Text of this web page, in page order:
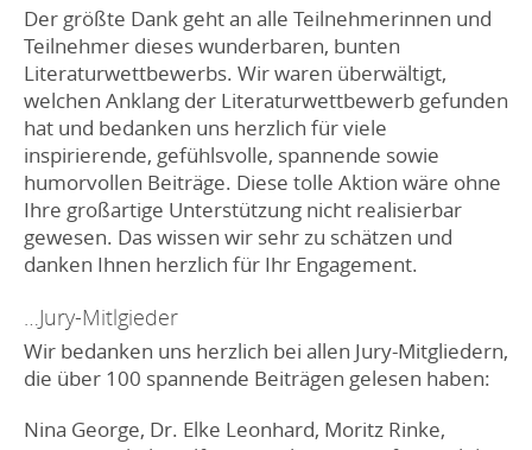
Der größte Dank geht an alle Teilnehmerinnen und
Teilnehmer dieses wunderbaren, bunten
Literaturwettbewerbs. Wir waren überwältigt,
welchen Anklang der Literaturwettbewerb gefunden
hat und bedanken uns herzlich für viele
inspirierende, gefühlsvolle, spannende sowie
humorvollen Beiträge. Diese tolle Aktion wäre ohne
Ihre großartige Unterstützung nicht realisierbar
gewesen. Das wissen wir sehr zu schätzen und
danken Ihnen herzlich für Ihr Engagement.
…Jury-Mitlgieder
Wir bedanken uns herzlich bei allen Jury-Mitgliedern,
die über 100 spannende Beiträgen gelesen haben:
Nina George, Dr. Elke Leonhard, Moritz Rinke,